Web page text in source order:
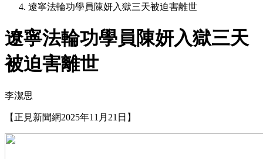
遼寧法輪功學員陳妍入獄三天被迫害離世
遼寧法輪功學員陳妍入獄三天
被迫害離世
李潔思
【正見新聞網2025年11月21日】